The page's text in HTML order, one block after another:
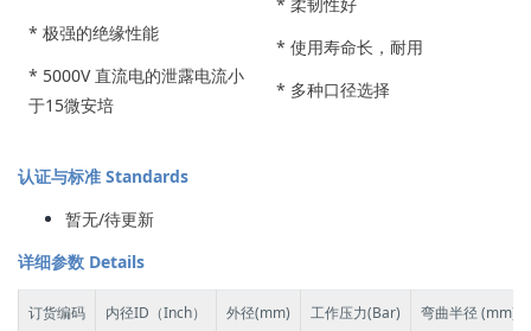
* 极强的绝缘性能
* 5000V 直流电的泄露电流小
于15微安培
* 使用寿命长，耐用
* 多种口径选择
认证与标准 Standards
暂无/待更新
详细参数 Details
订货编码 内径ID（Inch） 外径(mm) 工作压力(Bar) 弯曲半径 (mm)